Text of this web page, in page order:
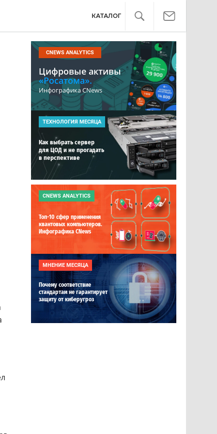
КАТАЛОГ
CNEWS ANALYTICS
Цифровые активы
«Росатома».
Инфографика CNews
ТЕХНОЛОГИЯ МЕСЯЦА
Как выбрать сервер
для ЦОД и не прогадать
в перспективе
CNEWS ANALYTICS
Топ-10 сфер применения
квантовых компьютеров.
Инфографика CNews
МНЕНИЕ МЕСЯЦА
Почему соответствие
стандартам не гарантирует
защиту от киберугроз